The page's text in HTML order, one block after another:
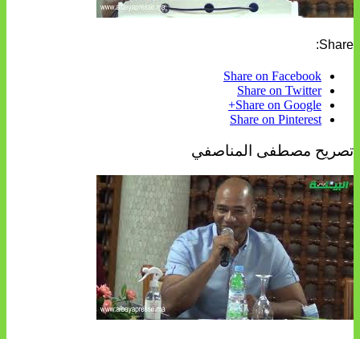
Share:
Share on Facebook
Share on Twitter
Share on Google+
Share on Pinterest
تصريح مصطفى المناصفي